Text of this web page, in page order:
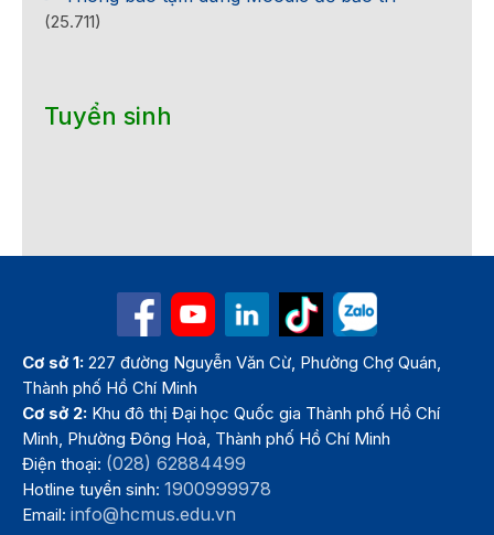
(25.711)
Tuyển sinh
Cơ sở 1: 227 đường Nguyễn Văn Cừ, Phường Chợ Quán,
Thành phố Hồ Chí Minh
Cơ sở 2: Khu đô thị Đại học Quốc gia Thành phố Hồ Chí
Minh, Phường Đông Hoà, Thành phố Hồ Chí Minh
Điện thoại: (028) 62884499
Hotline tuyển sinh:1900999978
Email:info@hcmus.edu.vn